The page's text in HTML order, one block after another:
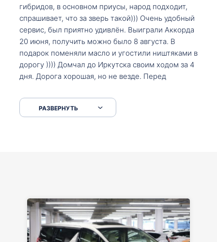
гибридов, в основном приусы, народ подходит,
спрашивает, что за зверь такой))) Очень удобный
сервис, был приятно удивлён. Выиграли Аккорда
20 июня, получить можно было 8 августа. В
подарок поменяли масло и угостили ништяками в
дорогу )))) Домчал до Иркутска своим ходом за 4
дня. Дорога хорошая, но не везде. Перед
серпантинах по пути следования.
РАЗВЕРНУТЬ